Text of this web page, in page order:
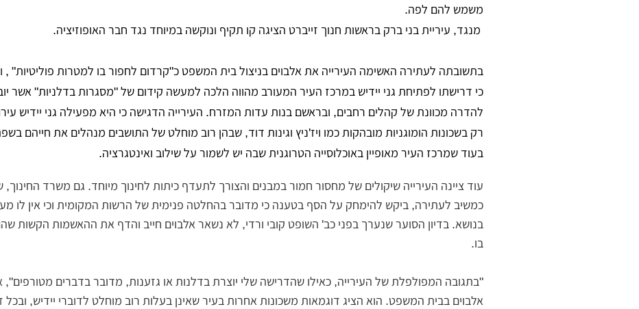
משמש להם לפה.
מנגד, עיריית בני ברק בראשות חנוך זייברט הציגה קו תקיף ונוקשה במיוחד נגד חבר האופוזיציה.
בתשובתה לעתירה האשימה העירייה את אלבוים בניצול בית המשפט כ"קרדום לחפור בו למטרות פוליטיות" ,
כי דרישתו לפתיחת גני יידיש במרכז העיר המעורב מהווה הלכה למעשה קידום של "מסגרות בדלניות" אשר
להדרה מכוונת של קהלים רחבים, ובראשם בנות עדות המזרח. העירייה הדגישה כי היא מפעילה גני יידיש
רק בשכונות הומוגניות מובהקות כמו ויז'ניץ וגינות דוד, שבהן רוב מוחלט של התושבים מנהלים את חייהם
בעוד שמרכז העיר מאופיין באוכלוסייה הטרוגנית שבה יש לשמור על שילוב ואינטגרציה.
עוד ציינה העירייה שיקולים של מחסור חמור במבנים והצורך לתעדף כיתות לחינוך מיוחד. גם משרד החינוך,
כמשיב לעתירה, ביקש להימחק על הסף בטענה כי מדובר בהחלטה פנימית של הרשות המקומית וכי אין לו
בנושא. בדיון הסוער שנערך בפני כב' השופט קובי ורדי, לא נשאר אלבוים חייב והדף את ההאשמות הקשות
בו.
"בתגובה המפולפלת של העירייה, כאילו שהדרישה שלי יוצרת בדלנות או גזענות, מדובר בדברים
אלבוים בבית המשפט. הוא הציג דוגמאות משכונות אחרות בעיר שאינן בעלות רוב מוחלט לדוברי יידיש, ובכל